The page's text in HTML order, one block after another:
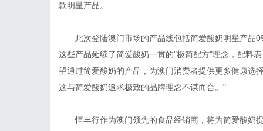
款明星产品。
此次登陆澳门市场的产品线包括简爱酸奶明星产品
这些产品延续了简爱酸奶一贯的"极简配方"理念，配料
望通过简爱酸奶的产品，为澳门消费者提供更多健康选
这与简爱酸奶追求极致的品牌理念不谋而合。"
恒丰行作为澳门领先的食品经销商，将为简爱酸奶